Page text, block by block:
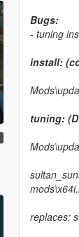
Bugs:
- tuning
install:
tuning:
replaces: